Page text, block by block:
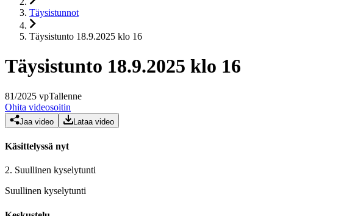
Täysistunnot
Täysistunto 18.9.2025 klo 16
Täysistunto 18.9.2025 klo 16
81/2025 vpTallenne
Ohita videosoitin
Jaa video Lataa video
Käsittelyssä nyt
2. Suullinen kyselytunti
Suullinen kyselytunti